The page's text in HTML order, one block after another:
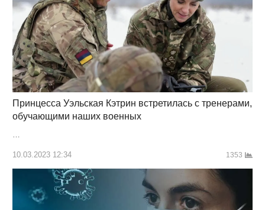
Принцесса Уэльская Кэтрин встретилась с тренерами,
обучающими наших военных
10.03.2023 12:34 1353